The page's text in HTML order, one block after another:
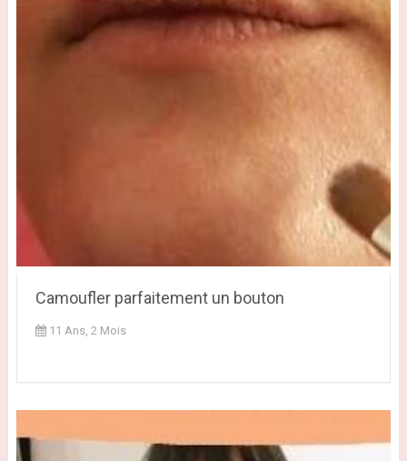
Camoufler parfaitement un bouton
11 Ans, 2 Mois